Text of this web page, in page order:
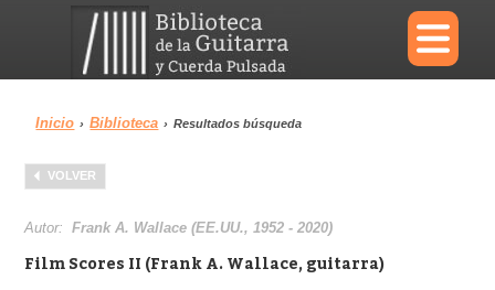
×
Menu
Biblioteca Diccionario
Inicio › Biblioteca › Resultados búsqueda
VOLVER
Autor:Frank A. Wallace (EE.UU., 1952 - 2020)
Film Scores II (Frank A. Wallace, guitarra)